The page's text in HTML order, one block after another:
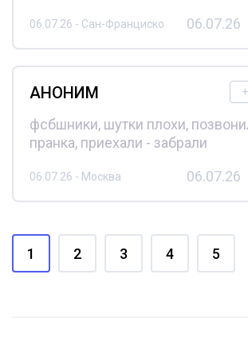
06.07.26 - Сан-Франциско 06.07.26
АНОНИМ
фсбшники, шутки плохи,
пранка, приехали - забрали
06.07.26 - Москва 06.07.26
1 2 3 4 5